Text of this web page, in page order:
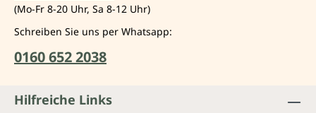
(Mo-Fr 8-20 Uhr, Sa 8-12 Uhr)
Schreiben Sie uns per Whatsapp:
0160 652 2038
Hilfreiche Links